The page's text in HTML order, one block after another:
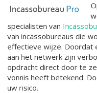
specialisten van
van incassobureaus die
effectieve wijze. Doordat
aan het netwerk zijn
opdracht direct door te
vonnis heeft betekend.
uw risico.